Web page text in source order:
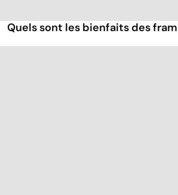
Quels sont les bienfaits des